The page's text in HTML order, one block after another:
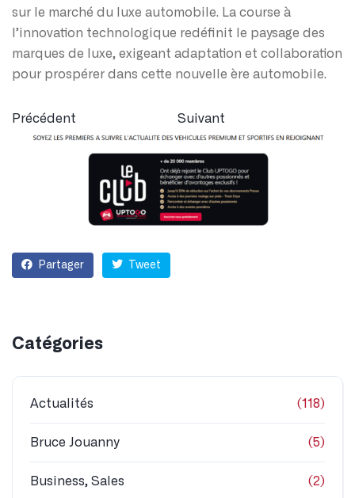
sur le marché du luxe automobile. La course à
l’innovation technologique redéfinit le paysage des
marques de luxe, exigeant adaptation et collaboration
pour prospérer dans cette nouvelle ère automobile.
Précédent Suivant
Partager Tweet
Catégories
Actualités (118)
Bruce Jouanny (5)
Business, Sales (2)